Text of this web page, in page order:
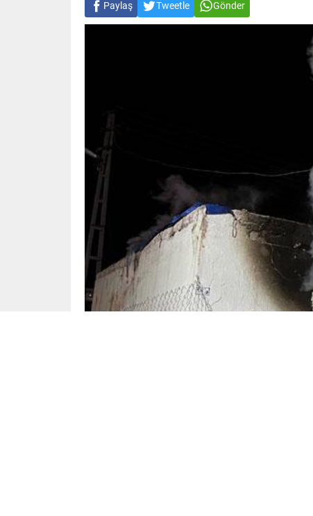
Paylaş Tweetle Gönder